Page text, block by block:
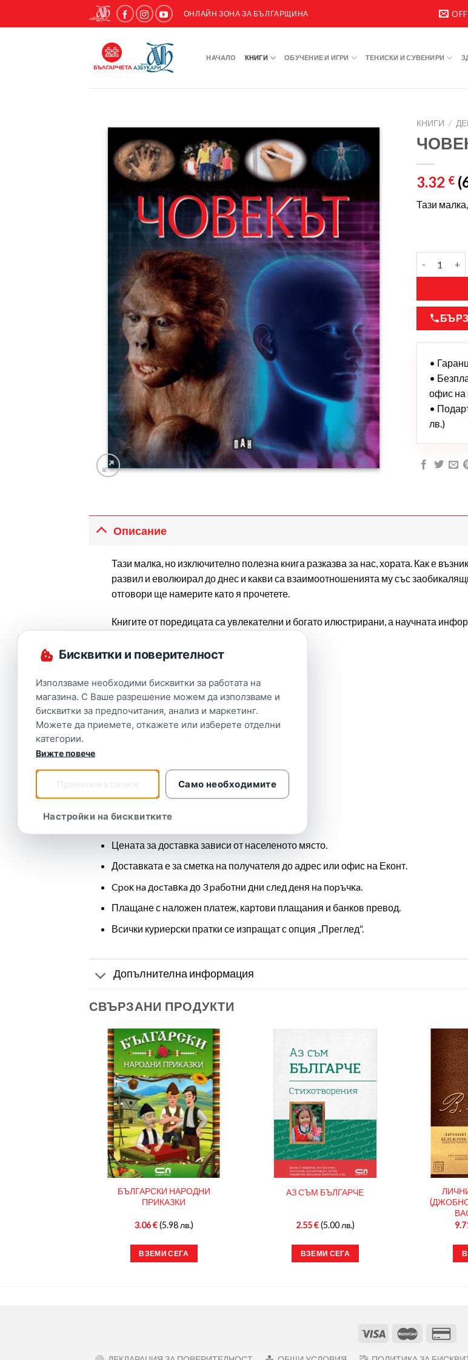
ОНЛАЙН ЗОНА ЗА БЪЛГАРЩИНА
НАЧАЛО КНИГИ ОБУЧЕНИЕ И ИГРИ ТЕНИСКИ И СУВЕНИРИ
КНИГИ /
3.32 €
Тази
•
•
офис на
•
лв.)
Описание
Тази малка, но изключително полезна книга разказва за нас, хората. Как е
развил и еволюирал до днес и какви са взаимоотношенията му със
отговори ще намерите като я прочетете.
Книгите от поредицата са увлекателни и богато илюстрирани, а научната
Издателство
Дата на издаване: 2022
Страници: 24
Цена и доставка:
Цената за доставка зависи от населеното място.
Доставката е за сметка на получателя до адрес или офис на Еконт.
Cpoĸ нa дocтaвĸa до 3 paбoтни дни cлeд дeня нa пopъчĸa.
Плащане с наложен платеж, картови плащания и банков превод.
Всички куриерски пратки се изпращат с опция „Преглед“.
Допълнителна информация
СВЪРЗАНИ ПРОДУКТИ
БЪЛГАРСКИ НАРОДНИ
ПРИКАЗКИ
3.06€(5.98 лв.)
ВЗЕМИ СЕГА
АЗ СЪМ БЪЛГАРЧЕ
2.55€(5.00 лв.)
ВЗЕМИ СЕГА
Бисквитки и поверителност
Използваме необходими бисквитки за работата на
магазина. С Ваше разрешение можем да използваме и
бисквитки за предпочитания, анализ и маркетинг.
Можете да приемете, откажете или изберете отделни
категории.
Само необходимите
Настройки на бисквитките
Вижте повече